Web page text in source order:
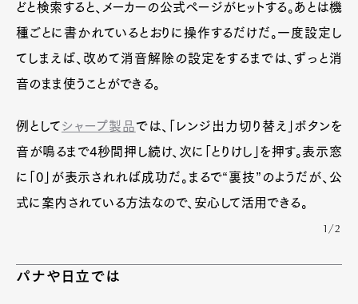
どと検索すると、メーカーの公式ページがヒットする。あとは機
種ごとに書かれているとおりに操作するだけだ。一度設定し
てしまえば、改めて消音解除の設定をするまでは、ずっと消
音のまま使うことができる。
例としてシャープ製品では、「レンジ出力切り替え」ボタンを
音が鳴るまで4秒間押し続け、次に「とりけし」を押す。表示窓
に「0」が表示されれば成功だ。まるで“裏技”のようだが、公
式に案内されている方法なので、安心して活用できる。
1/2
パナや日立では